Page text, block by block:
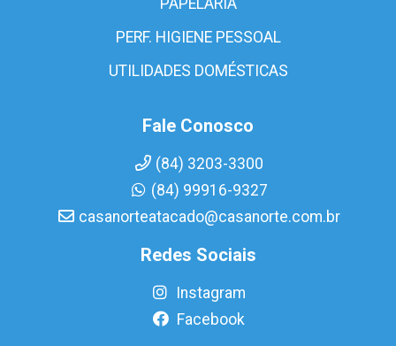
PAPELARIA
PERF. HIGIENE PESSOAL
UTILIDADES DOMÉSTICAS
Fale Conosco
(84) 3203-3300
(84) 99916-9327
casanorteatacado@casanorte.com.br
Redes Sociais
Instagram
Facebook